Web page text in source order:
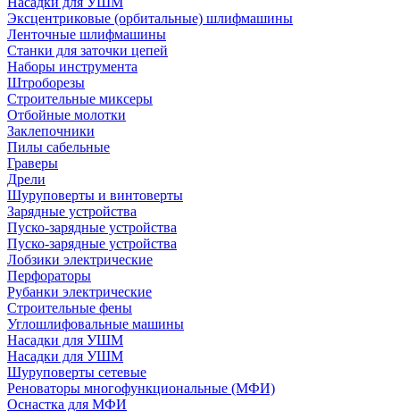
Эксцентриковые (орбитальные) шлифмашины
Ленточные шлифмашины
Станки для заточки цепей
Наборы инструмента
Штроборезы
Строительные миксеры
Отбойные молотки
Заклепочники
Пилы сабельные
Граверы
Дрели
Шуруповерты и винтоверты
Зарядные устройства
Пуско-зарядные устройства
Пуско-зарядные устройства
Лобзики электрические
Перфораторы
Рубанки электрические
Строительные фены
Углошлифовальные машины
Насадки для УШМ
Насадки для УШМ
Шуруповерты сетевые
Реноваторы многофункциональные (МФИ)
Оснастка для МФИ